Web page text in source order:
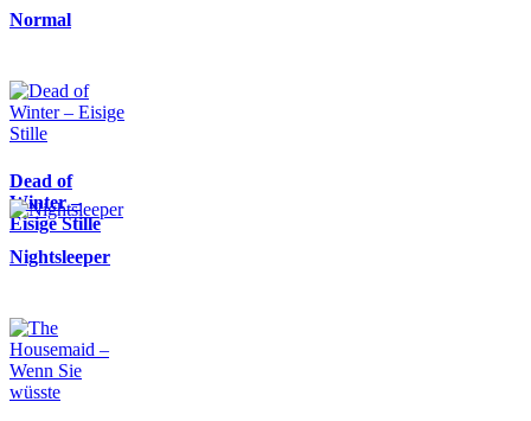
Normal
Dead of
Winter –
Eisige Stille
Nightsleeper